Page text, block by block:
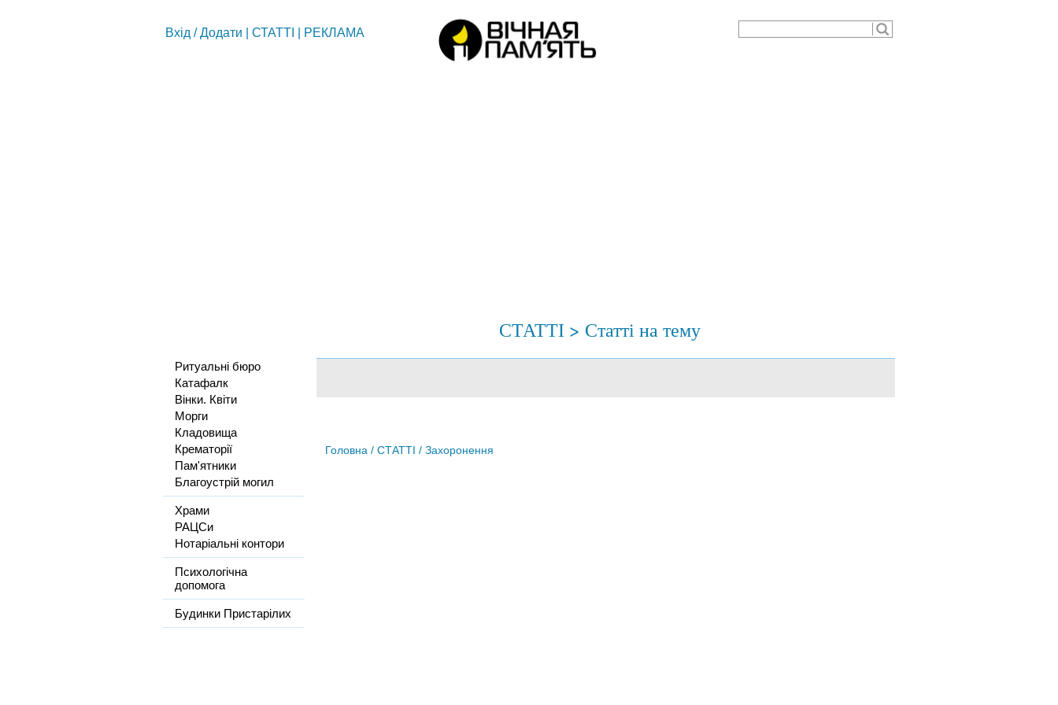
Вхід /Додати СТАТТІ РЕКЛАМА
СТАТТІ > Статті на тему
Ритуальні бюро
Катафалк
Вінки. Квіти
Морги
Кладовища
Крематорії
Пам'ятники
Благоустрій могил
Храми
РАЦСи
Нотаріальні контори
Психологічна
допомога
Будинки Пристарілих
Головна / СТАТТІ / Захоронення